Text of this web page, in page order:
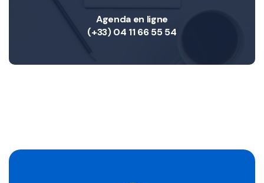
Agenda en ligne
(+33) 04 11 66 55 54